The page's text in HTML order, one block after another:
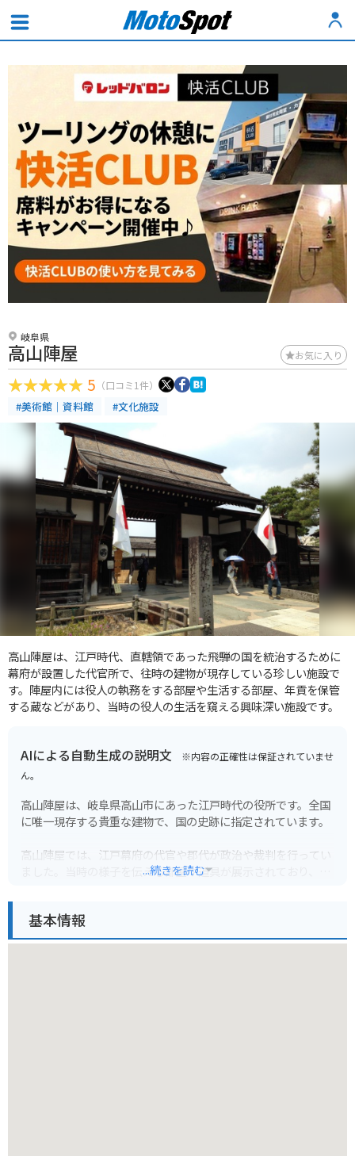
岐阜県
高山陣屋 お気に入り
5 （口コミ1件）
#美術館｜資料館 #文化施設
高山陣屋は、江戸時代、直轄領であった飛騨の国を統治するために
幕府が設置した代官所で、往時の建物が現存している珍しい施設で
す。陣屋内には役人の執務をする部屋や生活する部屋、年貢を保管
する蔵などがあり、当時の役人の生活を窺える興味深い施設です。
AIによる自動生成の説明文 ※内容の正確性は保証されていませ
ん。
高山陣屋は、岐阜県高山市にあった江戸時代の役所です。全国
に唯一現存する貴重な建物で、国の史跡に指定されています。
高山陣屋では、江戸幕府の代官や郡代が政治や裁判を行ってい
ました。当時の様子を伝える部屋や道具が展示されており、歴
高山陣屋周辺は、古い町並みが残る観光スポットです。古い街
並みを散策したり、食べ歩きを楽しんだりできます。バイクで
...続きを読む
基本情報